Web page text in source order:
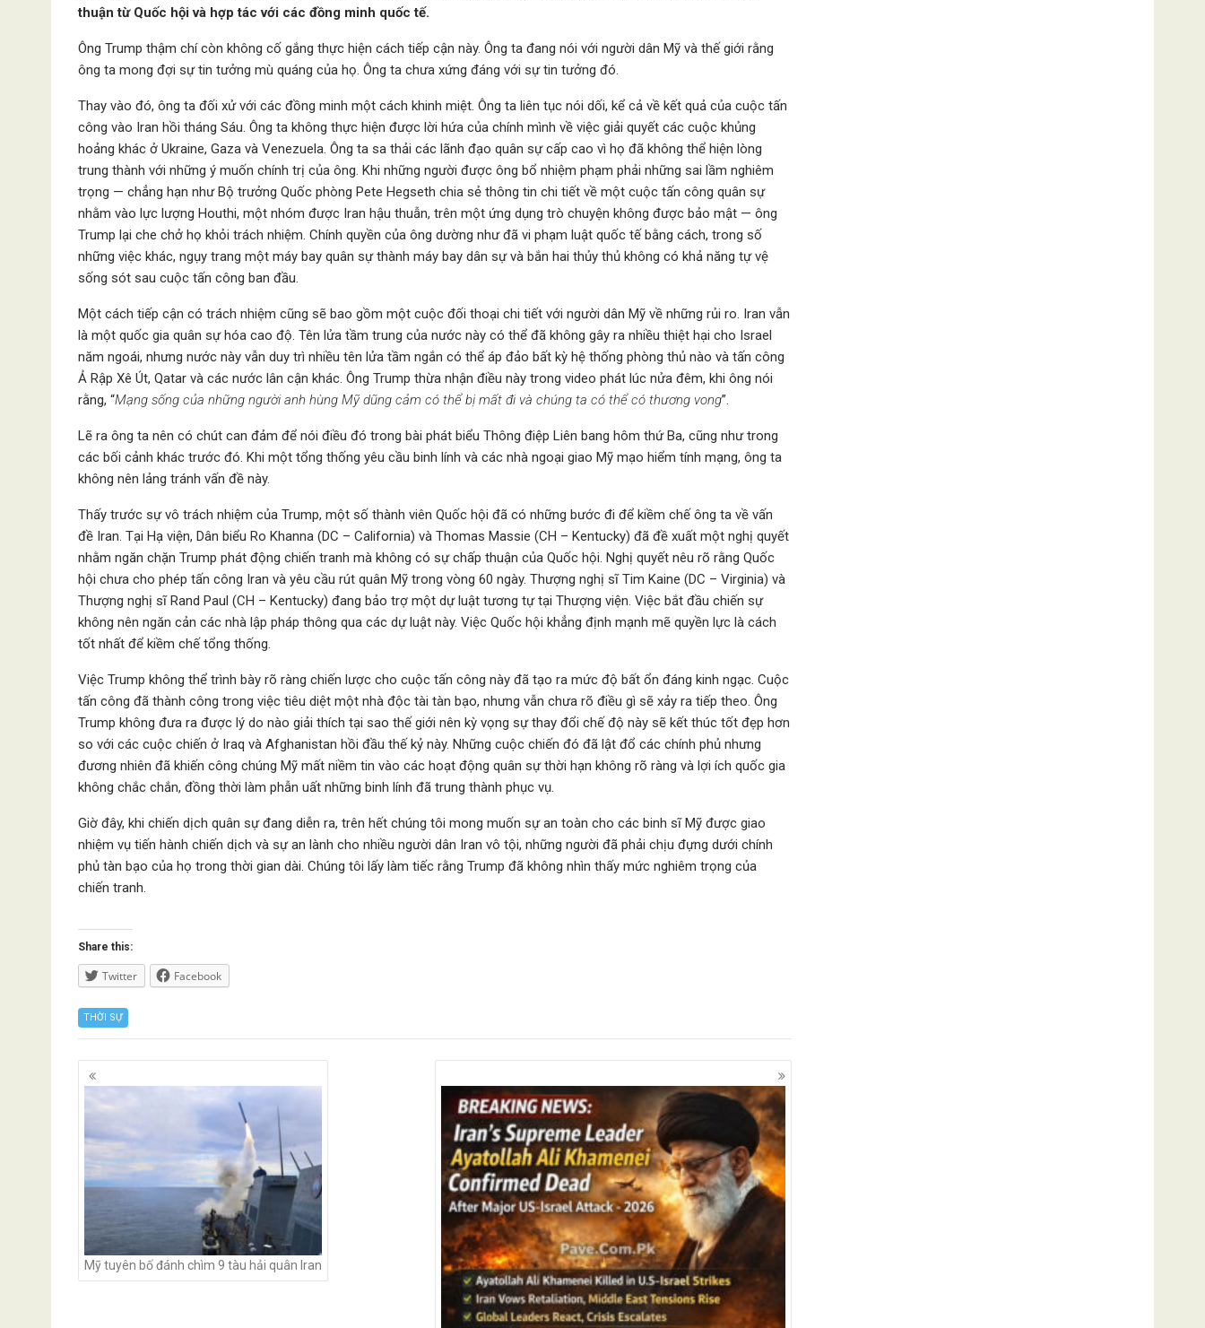
thuận từ Quốc hội và hợp tác với các đồng minh quốc tế.
Ông Trump thậm chí còn không cố gắng thực hiện cách tiếp cận này. Ông ta đang nói với người dân Mỹ và thế giới rằng
ông ta mong đợi sự tin tưởng mù quáng của họ. Ông ta chưa xứng đáng với sự tin tưởng đó.
Thay vào đó, ông ta đối xử với các đồng minh một cách khinh miệt. Ông ta liên tục nói dối, kể cả về kết quả của cuộc tấn
công vào Iran hồi tháng Sáu. Ông ta không thực hiện được lời hứa của chính mình về việc giải quyết các cuộc khủng
hoảng khác ở Ukraine, Gaza và Venezuela. Ông ta sa thải các lãnh đạo quân sự cấp cao vì họ đã không thể hiện lòng
trung thành với những ý muốn chính trị của ông. Khi những người được ông bổ nhiệm phạm phải những sai lầm nghiêm
trọng — chẳng hạn như Bộ trưởng Quốc phòng Pete Hegseth chia sẻ thông tin chi tiết về một cuộc tấn công quân sự
nhằm vào lực lượng Houthi, một nhóm được Iran hậu thuẫn, trên một ứng dụng trò chuyện không được bảo mật — ông
Trump lại che chở họ khỏi trách nhiệm. Chính quyền của ông dường như đã vi phạm luật quốc tế bằng cách, trong số
những việc khác, ngụy trang một máy bay quân sự thành máy bay dân sự và bắn hai thủy thủ không có khả năng tự vệ
sống sót sau cuộc tấn công ban đầu.
Một cách tiếp cận có trách nhiệm cũng sẽ bao gồm một cuộc đối thoại chi tiết với người dân Mỹ về những rủi ro. Iran vẫn
là một quốc gia quân sự hóa cao độ. Tên lửa tầm trung của nước này có thể đã không gây ra nhiều thiệt hại cho Israel
năm ngoái, nhưng nước này vẫn duy trì nhiều tên lửa tầm ngắn có thể áp đảo bất kỳ hệ thống phòng thủ nào và tấn công
Ả Rập Xê Út, Qatar và các nước lân cận khác. Ông Trump thừa nhận điều này trong video phát lúc nửa đêm, khi ông nói
rằng, “Mạng sống của những người anh hùng Mỹ dũng cảm có thể bị mất đi và chúng ta có thể có thương vong”.
Lẽ ra ông ta nên có chút can đảm để nói điều đó trong bài phát biểu Thông điệp Liên bang hôm thứ Ba, cũng như trong
các bối cảnh khác trước đó. Khi một tổng thống yêu cầu binh lính và các nhà ngoại giao Mỹ mạo hiểm tính mạng, ông ta
không nên lảng tránh vấn đề này.
Thấy trước sự vô trách nhiệm của Trump, một số thành viên Quốc hội đã có những bước đi để kiềm chế ông ta về vấn
đề Iran. Tại Hạ viện, Dân biểu Ro Khanna (DC – California) và Thomas Massie (CH – Kentucky) đã đề xuất một nghị quyết
nhằm ngăn chặn Trump phát động chiến tranh mà không có sự chấp thuận của Quốc hội. Nghị quyết nêu rõ rằng Quốc
hội chưa cho phép tấn công Iran và yêu cầu rút quân Mỹ trong vòng 60 ngày. Thượng nghị sĩ Tim Kaine (DC – Virginia) và
Thượng nghị sĩ Rand Paul (CH – Kentucky) đang bảo trợ một dự luật tương tự tại Thượng viện. Việc bắt đầu chiến sự
không nên ngăn cản các nhà lập pháp thông qua các dự luật này. Việc Quốc hội khẳng định mạnh mẽ quyền lực là cách
tốt nhất để kiềm chế tổng thống.
Việc Trump không thể trình bày rõ ràng chiến lược cho cuộc tấn công này đã tạo ra mức độ bất ổn đáng kinh ngạc. Cuộc
tấn công đã thành công trong việc tiêu diệt một nhà độc tài tàn bạo, nhưng vẫn chưa rõ điều gì sẽ xảy ra tiếp theo. Ông
Trump không đưa ra được lý do nào giải thích tại sao thế giới nên kỳ vọng sự thay đổi chế độ này sẽ kết thúc tốt đẹp hơn
so với các cuộc chiến ở Iraq và Afghanistan hồi đầu thế kỷ này. Những cuộc chiến đó đã lật đổ các chính phủ nhưng
đương nhiên đã khiến công chúng Mỹ mất niềm tin vào các hoạt động quân sự thời hạn không rõ ràng và lợi ích quốc gia
không chắc chắn, đồng thời làm phẫn uất những binh lính đã trung thành phục vụ.
Giờ đây, khi chiến dịch quân sự đang diễn ra, trên hết chúng tôi mong muốn sự an toàn cho các binh sĩ Mỹ được giao
nhiệm vụ tiến hành chiến dịch và sự an lành cho nhiều người dân Iran vô tội, những người đã phải chịu đựng dưới chính
phủ tàn bạo của họ trong thời gian dài. Chúng tôi lấy làm tiếc rằng Trump đã không nhìn thấy mức nghiêm trọng của
chiến tranh.
Share this:
Twitter Facebook
THỜI SỰ
Posts
navigation
Mỹ tuyên bố đánh chìm 9 tàu hải quân Iran